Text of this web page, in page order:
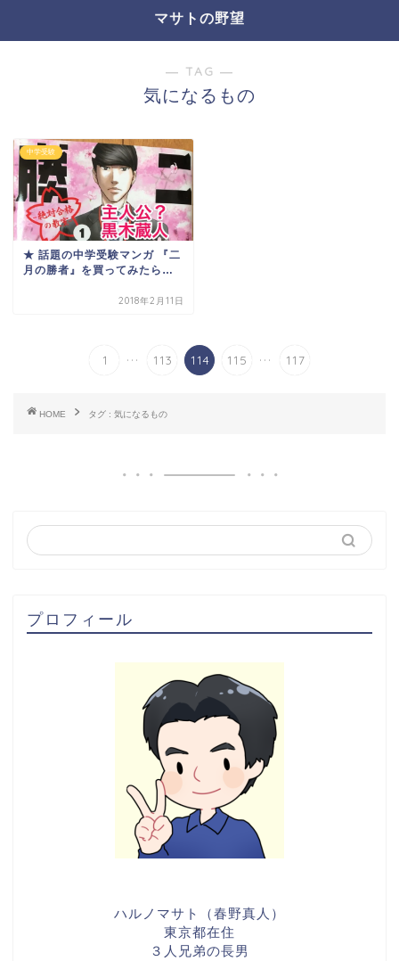
マサトの野望
― TAG ―
気になるもの
中学受験
★ 話題の中学受験マンガ 『二
月の勝者』を買ってみたら…
2018年2月11日
1 ... 113 114 115 ... 117
HOME タグ : 気になるもの
プロフィール
ハルノマサト（春野真人）
東京都在住
３人兄弟の長男